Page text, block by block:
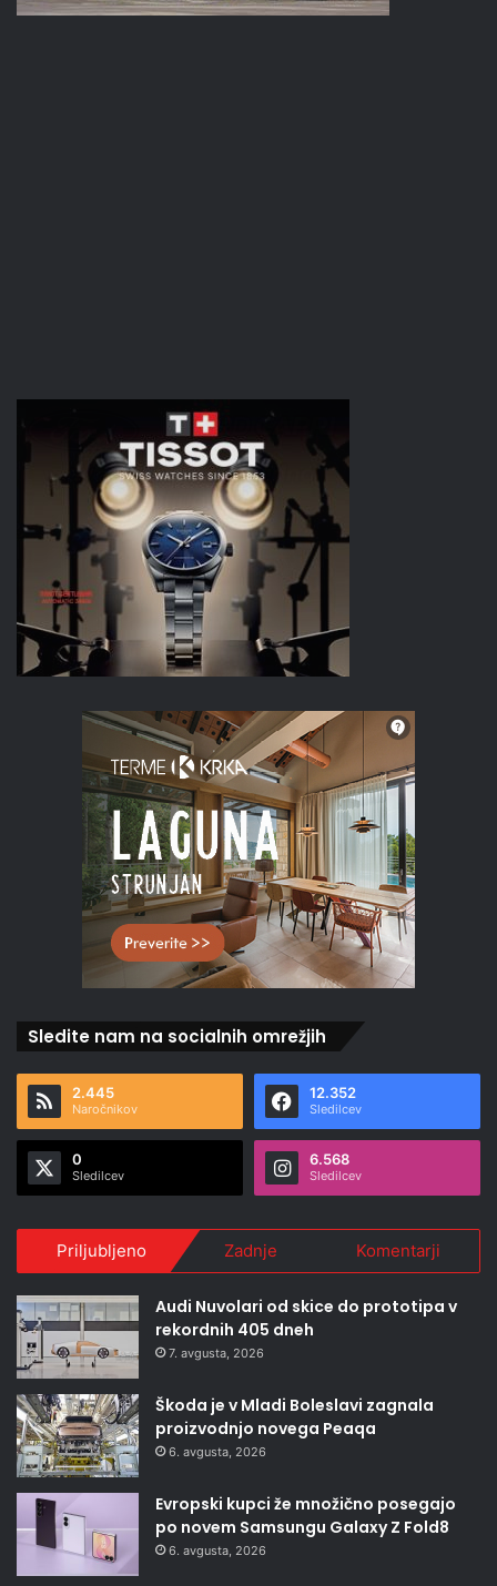
Sledite nam na socialnih omrežjih
2.445
Naročnikov
12.352
Sledilcev
0
Sledilcev
6.568
Sledilcev
Priljubljeno Zadnje Komentarji
Audi Nuvolari od skice do prototipa v
rekordnih 405 dneh
7. avgusta, 2026
Škoda je v Mladi Boleslavi zagnala
proizvodnjo novega Peaqa
6. avgusta, 2026
Evropski kupci že množično posegajo
po novem Samsungu Galaxy Z Fold8
6. avgusta, 2026